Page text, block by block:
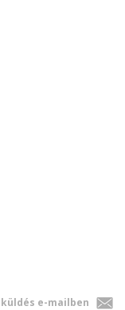
küldés e-mailben